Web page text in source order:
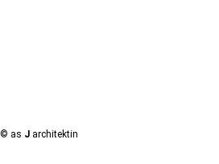
© as J architektin